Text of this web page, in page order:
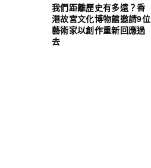
我們距離歷史有多遠？香
港故宮文化博物館邀請9位
藝術家以創作重新回應過
去